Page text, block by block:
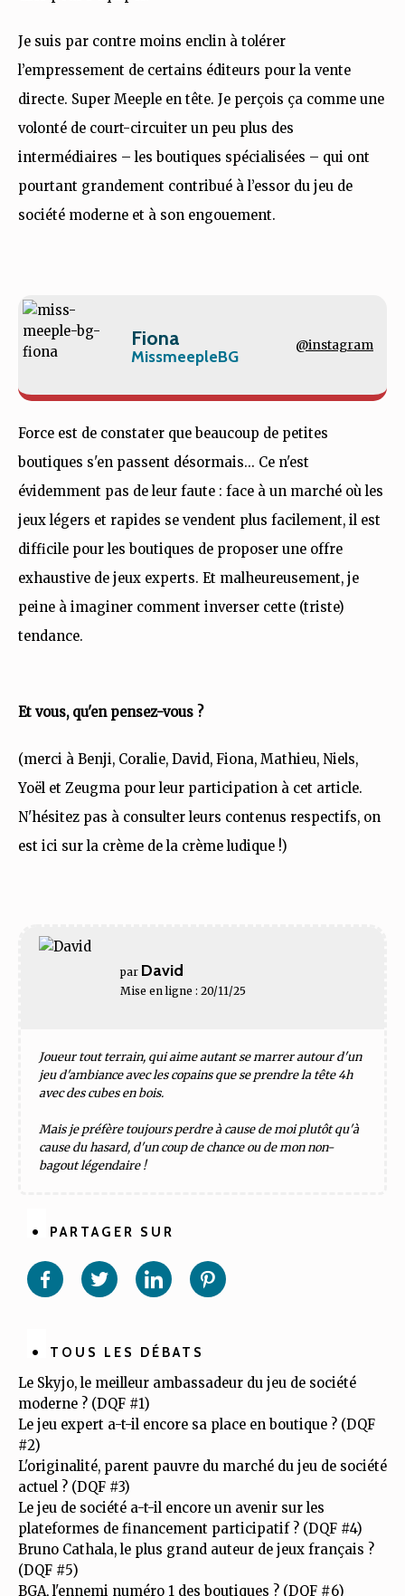
Je suis par contre moins enclin à tolérer
l’empressement de certains éditeurs pour la vente
directe. Super Meeple en tête. Je perçois ça comme une
volonté de court-circuiter un peu plus des
intermédiaires – les boutiques spécialisées – qui ont
pourtant grandement contribué à l’essor du jeu de
société moderne et à son engouement.
Fiona
MissmeepleBG
@instagram
Force est de constater que beaucoup de petites
boutiques s'en passent désormais... Ce n'est
évidemment pas de leur faute : face à un marché où les
jeux légers et rapides se vendent plus facilement, il est
difficile pour les boutiques de proposer une offre
exhaustive de jeux experts. Et malheureusement, je
peine à imaginer comment inverser cette (triste)
tendance.
Et vous, qu'en pensez-vous ?
(merci à Benji, Coralie, David, Fiona, Mathieu, Niels,
Yoël et Zeugma pour leur participation à cet article.
N'hésitez pas à consulter leurs contenus respectifs, on
est ici sur la crème de la crème ludique !)
par David
Mise en ligne : 20/11/25
Joueur tout terrain, qui aime autant se marrer autour d'un
jeu d'ambiance avec les copains que se prendre la tête 4h
avec des cubes en bois.
Mais je préfère toujours perdre à cause de moi plutôt qu'à
cause du hasard, d'un coup de chance ou de mon non-
bagout légendaire !
PARTAGER SUR
Partager
sur
Partager
sur sur
TOUS LES DÉBATS
Le Skyjo, le meilleur ambassadeur du jeu de société
moderne ? (DQF #1)
Le jeu expert a-t-il encore sa place en boutique ? (DQF
#2)
L'originalité, parent pauvre du marché du jeu de société
actuel ? (DQF #3)
Le jeu de société a-t-il encore un avenir sur les
plateformes de financement participatif ? (DQF #4)
Bruno Cathala, le plus grand auteur de jeux français ?
(DQF #5)
BGA, l'ennemi numéro 1 des boutiques ? (DQF #6)